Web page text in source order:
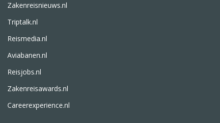
Zakenreisnieuws.nl
Triptalk.nl
Reismedia.nl
Aviabanen.nl
Reisjobs.nl
Zakenreisawards.nl
Careerexperience.nl